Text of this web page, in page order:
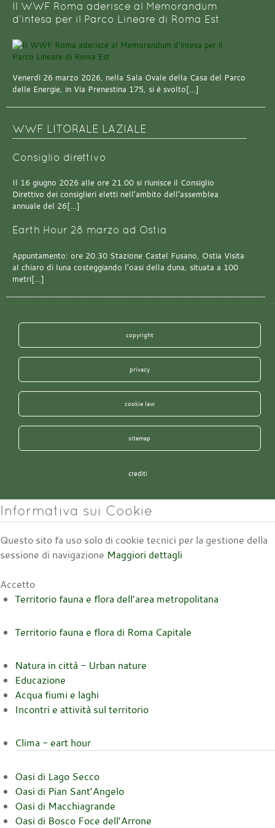
Il WWF Roma aderisce al Memorandum
d’intesa per il Parco Lineare di Roma Est
Venerdì 26 marzo 2026, nella Sala Ovale della Casa del Parco
delle Energie, in Via Prenestina 175, si è svolto[…]
WWF LITORALE LAZIALE
Consiglio direttivo
Il 16 giugno 2026 alle ore 21.00 si riunisce il Consiglio
Direttivo dei consiglieri eletti nell’ambito dell’assemblea
annuale del 26[…]
Earth Hour 28 marzo ad Ostia
Appuntamento: ore 20.30 Stazione Castel Fusano, Ostia Visita
al chiaro di luna costeggiando l’oasi della duna, situata a 100
metri[…]
copyright
privacy
cookie law
sitemap
crediti
Informativa sui Cookie
Questo sito fa uso solo di cookie tecnici per la gestione della
sessione di navigazione Maggiori dettagli
Accetto
Territorio fauna e flora dell’area metropolitana
Territorio fauna e flora di Roma Capitale
Natura in città - Urban nature
Educazione
Acqua fiumi e laghi
Incontri e attività sul territorio
Clima - eart hour
Oasi di Lago Secco
Oasi di Pian Sant’Angelo
Oasi di Macchiagrande
Oasi di Bosco Foce dell’Arrone